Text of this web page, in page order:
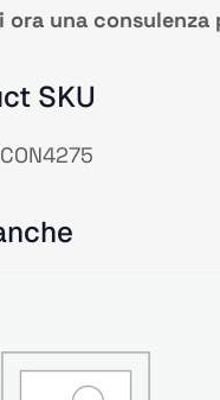
ora una consulenza
SKU